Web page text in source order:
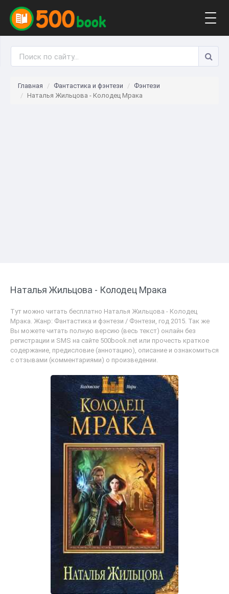
Главная Фантастика и фэнтези
Фэнтези
Наталья Жильцова - Колодец Мрака
Наталья Жильцова - Колодец Мрака
Тут можно читать бесплатно Наталья Жильцова - Колодец
Мрака. Жанр: Фантастика и фэнтези / Фэнтези, год 2015. Так же
Вы можете читать полную версию (весь текст) онлайн без
регистрации и SMS на сайте 500book.net или прочесть краткое
содержание, предисловие (аннотацию), описание и ознакомиться
с отзывами (комментариями) о произведении.